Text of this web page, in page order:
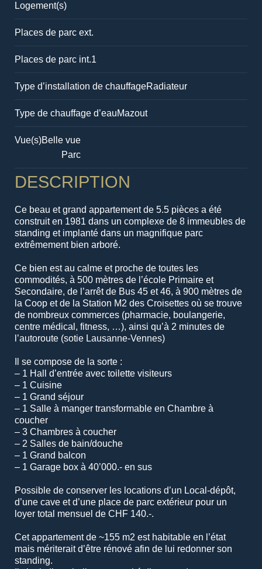
Logement(s)
Places de parc ext.
Places de parc int.1
Type d’installation de chauffageRadiateur
Type de chauffage d’eauMazout
Vue(s)Belle vue
Parc
DESCRIPTION
Ce beau et grand appartement de 5.5 pièces a été
construit en 1981 dans un complexe de 8 immeubles de
standing et implanté dans un magnifique parc
extrêmement bien arboré.
Ce bien est au calme et proche de toutes les
commodités, à 500 mètres de l’école Primaire et
Secondaire, de l’arrêt de Bus 45 et 46, à 900 mètres de
la Coop et de la Station M2 des Croisettes où se trouve
de nombreux commerces (pharmacie, boulangerie,
centre médical, fitness, …), ainsi qu’à 2 minutes de
l’autoroute (sotie Lausanne-Vennes)
Il se compose de la sorte :
– 1 Hall d’entrée avec toilette visiteurs
– 1 Cuisine
– 1 Grand séjour
– 1 Salle à manger transformable en Chambre à
coucher
– 3 Chambres à coucher
– 2 Salles de bain/douche
– 1 Grand balcon
– 1 Garage box à 40’000.- en sus
Possible de conserver les locations d’un Local-dépôt,
d’une cave et d’une place de parc extérieur pour un
loyer total mensuel de CHF 140.-.
Cet appartement de ~155 m2 est habitable en l’état
mais mériterait d’être rénové afin de lui redonner son
standing.